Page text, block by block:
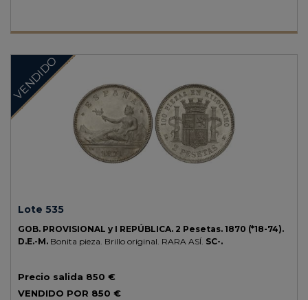
VENDIDO
Lote 535
GOB. PROVISIONAL y I REPÚBLICA. 2 Pesetas. 1870 (*18-74).
D.E.-M. Bonita pieza. Brillo original. RARA ASÍ. SC-.
Precio salida 850 €
VENDIDO POR 850 €